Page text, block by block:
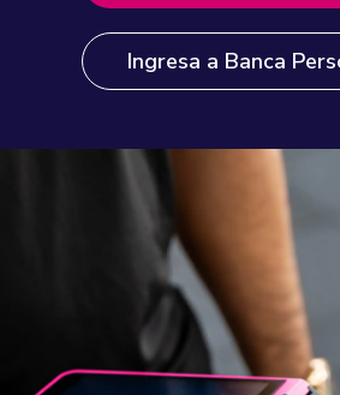
Ingresa a Banca